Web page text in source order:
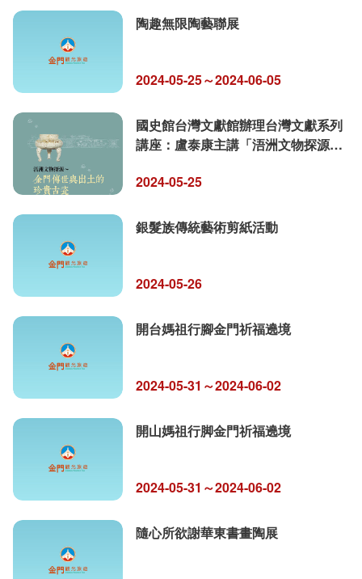
陶趣無限陶藝聯展
2024-05-25～2024-06-05
國史館台灣文獻館辦理台灣文獻系列
講座：盧泰康主講「浯洲文物探源—
2024-05-25
銀髮族傳統藝術剪紙活動
2024-05-26
開台媽祖行腳金門祈福遶境
2024-05-31～2024-06-02
開山媽祖行脚金門祈福遶境
2024-05-31～2024-06-02
隨心所欲謝華東書畫陶展